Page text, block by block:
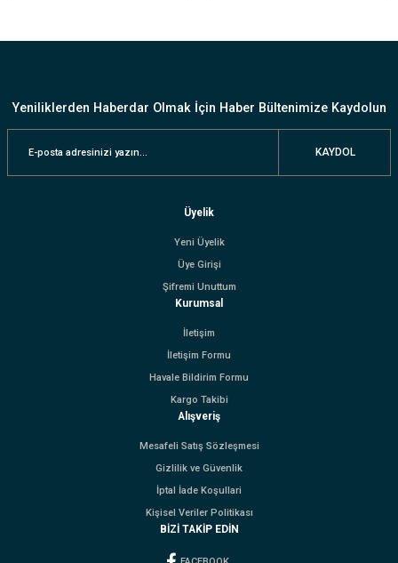
Yeniliklerden Haberdar Olmak İçin Haber Bültenimize Kaydolun
KAYDOL
Üyelik
Yeni Üyelik
Üye Girişi
Şifremi Unuttum
Kurumsal
İletişim
İletişim Formu
Havale Bildirim Formu
Kargo Takibi
Alışveriş
Mesafeli Satış Sözleşmesi
Gizlilik ve Güvenlik
İptal İade Koşullari
Kişisel Veriler Politikası
BİZİ TAKİP EDİN